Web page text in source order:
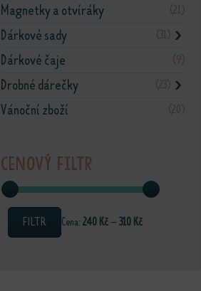
Magnetky a otvíráky (21)
Dárkové sady (31) ❯
Dárkové čaje (9)
Drobné dárečky (23) ❯
Vánoční zboží (20)
Cenový filtr
FILTR Cena: 240 Kč— 310 Kč